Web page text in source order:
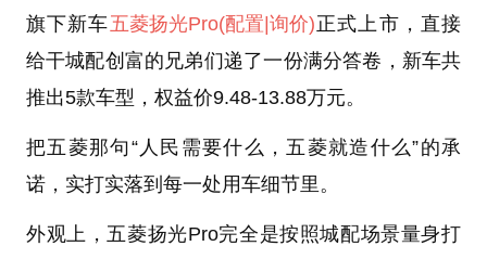
旗下新车五菱扬光Pro(配置 |询价)正式上市，直接
给干城配创富的兄弟们递了一份满分答卷，新车共
推出5款车型，权益价9.48-13.88万元。
把五菱那句“人民需要什么，五菱就造什么”的承
诺，实打实落到每一处用车细节里。
外观上，五菱扬光Pro完全是按照城配场景量身打